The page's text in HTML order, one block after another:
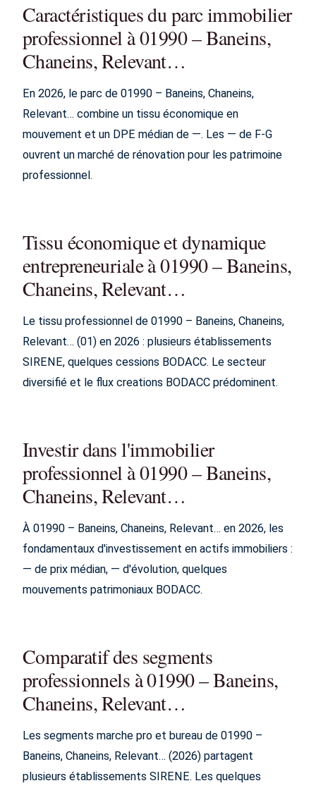
Caractéristiques du parc immobilier
professionnel à 01990 – Baneins,
Chaneins, Relevant…
En 2026, le parc de 01990 – Baneins, Chaneins,
Relevant… combine un tissu économique en
mouvement et un DPE médian de —. Les — de F-G
ouvrent un marché de rénovation pour les patrimoine
professionnel.
Tissu économique et dynamique
entrepreneuriale à 01990 – Baneins,
Chaneins, Relevant…
Le tissu professionnel de 01990 – Baneins, Chaneins,
Relevant… (01) en 2026 : plusieurs établissements
SIRENE, quelques cessions BODACC. Le secteur
diversifié et le flux creations BODACC prédominent.
Investir dans l'immobilier
professionnel à 01990 – Baneins,
Chaneins, Relevant…
À 01990 – Baneins, Chaneins, Relevant… en 2026, les
fondamentaux d'investissement en actifs immobiliers :
— de prix médian, — d'évolution, quelques
mouvements patrimoniaux BODACC.
Comparatif des segments
professionnels à 01990 – Baneins,
Chaneins, Relevant…
Les segments marche pro et bureau de 01990 –
Baneins, Chaneins, Relevant… (2026) partagent
plusieurs établissements SIRENE. Les quelques